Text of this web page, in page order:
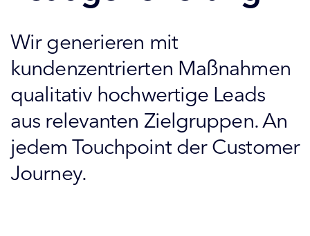
Wir generieren mit
kundenzentrierten Maßnahmen
qualitativ hochwertige Leads
aus relevanten Zielgruppen. An
jedem Touchpoint der Customer
Journey.